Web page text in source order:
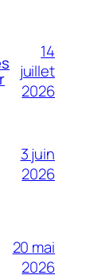
14
juillet
2026
3 juin
2026
20 mai
2026